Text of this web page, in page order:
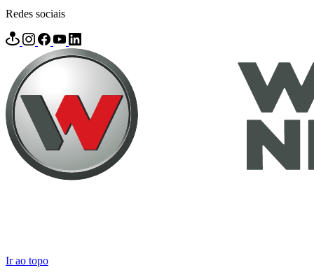
Redes sociais
Ir ao topo